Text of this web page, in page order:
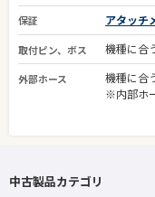
保証 アタッチ
取付ピン、ボス 機種に合
外部ホース 機種に合
※内部ホ
中古製品カテゴリ